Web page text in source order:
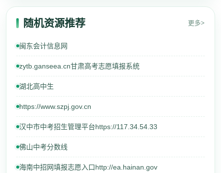
随机资源推荐 更多>
闽东会计信息网
zytb.ganseea.cn甘肃高考志愿填报系统
湖北高中生
https://www.szpj.gov.cn
汉中市中考招生管理平台https://117.34.54.33
佛山中考分数线
海南中招网填报志愿入口http://ea.hainan.gov